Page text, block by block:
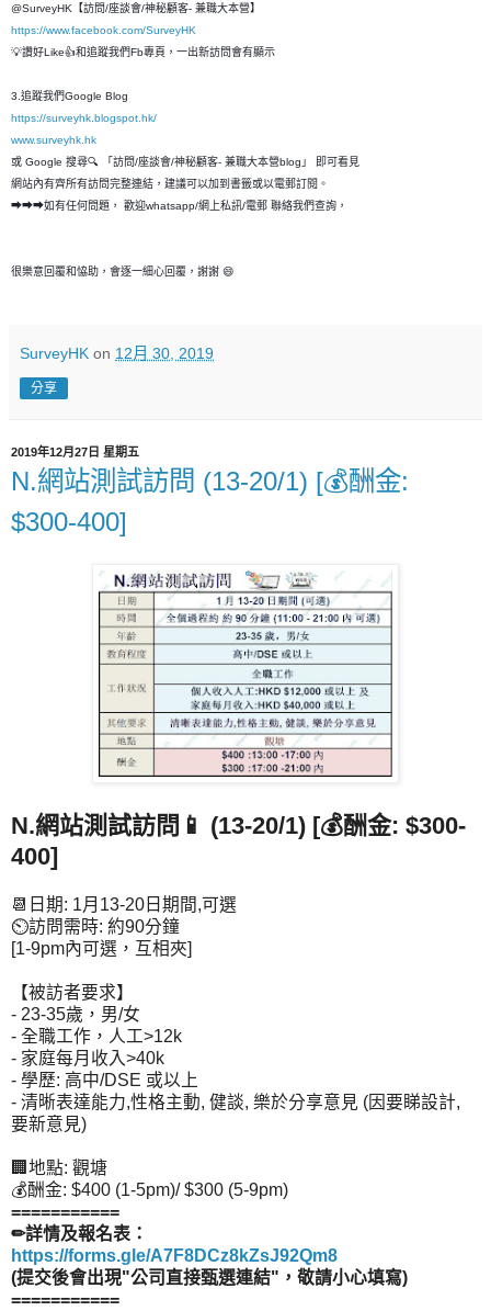
@SurveyHK【訪問/座談會/神秘顧客- 兼職大本營】
https://www.facebook.com/SurveyHK
💡讚好Like👍和追蹤我們Fb專頁，一出新訪問會有顯示
3.追蹤我們Google Blog
https://surveyhk.blogspot.hk/
www.surveyhk.hk
或 Google 搜尋🔍 「訪問/座談會/神秘顧客- 兼職大本營blog」 即可看見
網站內有齊所有訪問完整連結，建議可以加到書籤或以電郵訂閱。
➡➡➡如有任何問題， 歡迎whatsapp/網上私訊/電郵 聯絡我們查詢，
很樂意回覆和恊助，會逐一細心回覆，謝謝 😄
SurveyHK on 12月 30, 2019
分享
2019年12月27日 星期五
N.網站測試訪問 (13-20/1) [💰酬金:
$300-400]
N.網站測試訪問📱 (13-20/1) [💰酬金: $300-
400]
📆日期: 1月13-20日期間,可選
⏲訪問需時: 約90分鐘
[1-9pm內可選，互相夾]
【被訪者要求】
- 23-35歲，男/女
- 全職工作，人工>12k
- 家庭每月收入>40k
- 學歷: 高中/DSE 或以上
- 清晰表達能力,性格主動, 健談, 樂於分享意見 (因要睇設計,
要新意見)
🏢地點: 觀塘
💰酬金: $400 (1-5pm)/ $300 (5-9pm)
===========
✏詳情及報名表：
https://forms.gle/A7F8DCz8kZsJ92Qm8
(提交後會出現"公司直接甄選連結"，敬請小心填寫)
===========